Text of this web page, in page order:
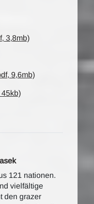
3,8mb)
9,6mb)
121 nationen.
vielfältige
den grazer